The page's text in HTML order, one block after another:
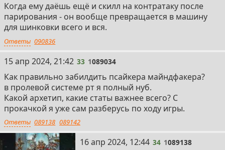
Когда ему даёшь ещё и скилл на контратаку после
парирования - он вообще превращается в машину
для шинковки всего и вся.
Ответы 090836
33
15 апр 2024, 21:42 33 1089034
Как правильно забилдить псайкера майндфакера?
в пролевой системе рт я полный нуб.
Какой архетип, какие статы важнее всего? С
прокачкой я уже сам разберусь по ходу игры.
Ответы 089138 089142
34
16 апр 2024, 12:44 34 1089138